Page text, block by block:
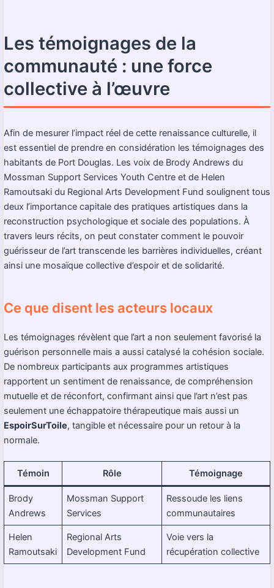
Les témoignages de la
communauté : une force
collective à l’œuvre
Afin de mesurer l’impact réel de cette renaissance culturelle, il
est essentiel de prendre en considération les témoignages des
habitants de Port Douglas. Les voix de Brody Andrews du
Mossman Support Services Youth Centre et de Helen
Ramoutsaki du Regional Arts Development Fund soulignent tous
deux l’importance capitale des pratiques artistiques dans la
reconstruction psychologique et sociale des populations. À
travers leurs récits, on peut constater comment le pouvoir
guérisseur de l’art transcende les barrières individuelles, créant
ainsi une mosaïque collective d’espoir et de solidarité.
Ce que disent les acteurs locaux
Les témoignages révèlent que l’art a non seulement favorisé la
guérison personnelle mais a aussi catalysé la cohésion sociale.
De nombreux participants aux programmes artistiques
rapportent un sentiment de renaissance, de compréhension
mutuelle et de réconfort, confirmant ainsi que l’art n’est pas
seulement une échappatoire thérapeutique mais aussi un
EspoirSurToile, tangible et nécessaire pour un retour à la
normale.
Témoin Rôle Témoignage
Brody
Andrews
Mossman Support
Services
Ressoude les liens
communautaires
Helen
Ramoutsaki
Regional Arts
Development Fund
Voie vers la
récupération collective